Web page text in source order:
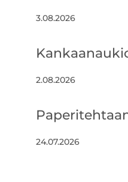
3.08.2026
2.08.2026
24.07.2026